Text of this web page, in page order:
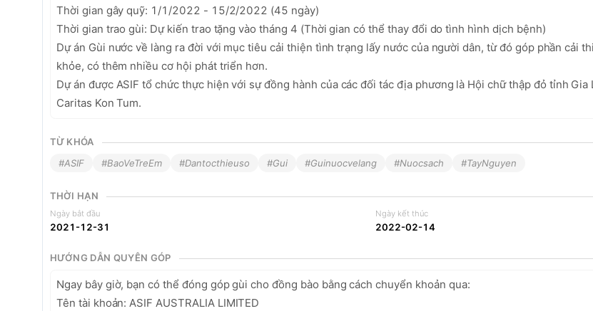
Thời gian gây quỹ: 1/1/2022 - 15/2/2022 (45 ngày)
Thời gian trao gùi: Dự kiến trao tặng vào tháng 4 (Thời gian có thể thay đổi do tình hình dịch bệnh)
Dự án Gùi nước về làng ra đời với mục tiêu cải thiện tình trạng lấy nước của người dân, từ đó góp phần cải
khỏe, có thêm nhiều cơ hội phát triển hơn.
Dự án được ASIF tổ chức thực hiện với sự đồng hành của các đối tác địa phương là Hội chữ thập đỏ tỉnh Gia
Caritas Kon Tum.
TỪ KHÓA
#ASIF
#BaoVeTreEm #Dantocthieuso #Gui #Guinuocvelang #Nuocsach #TayNguyen
THỜI HẠN
Ngày bắt đầu
2021-12-31
Ngày kết thúc
2022-02-14
HƯỚNG DẪN QUYÊN GÓP
Ngay bây giờ, bạn có thể đóng góp gùi cho đồng bào bằng cách chuyển khoản qua:
Tên tài khoản: ASIF AUSTRALIA LIMITED